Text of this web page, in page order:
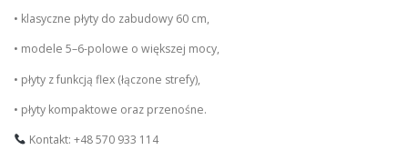
• klasyczne płyty do zabudowy 60 cm,
• modele 5–6-polowe o większej mocy,
• płyty z funkcją flex (łączone strefy),
• płyty kompaktowe oraz przenośne.
Kontakt: +48 570 933 114